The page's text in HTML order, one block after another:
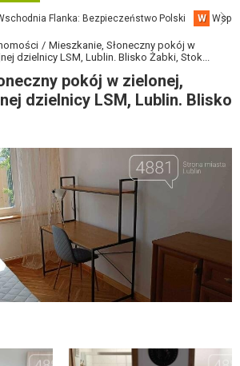
Flanka: Bezpieczeństwo Polski W
Mieszkanie, Słoneczny pokój w
dzielnicy LSM, Lublin. Blisko Żabki, Stok...
pokój w zielonej,
dzielnicy LSM, Lublin. Blisko